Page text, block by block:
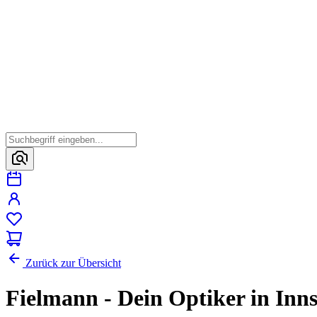
Zurück zur Übersicht
Fielmann - Dein Optiker in